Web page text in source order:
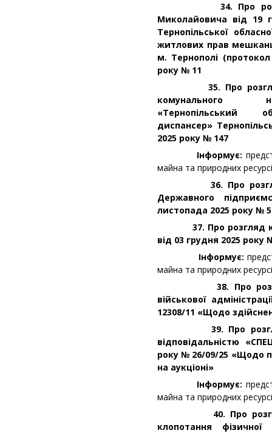
34. Про розгляд
Миколайовича від 19
Тернопільської
житлових прав
м. Тернополі (протокол
року № 11
35. Про розгляд
комунального
«Тернопільський
диспансер»
2025 року № 147
Інформує:
майна та природних
36. Про розгляд
Державного
листопада 2025 року №
37. Про розгляд
від 03 грудня 2025 року
Інформує:
майна та природних
38. Про розгляд
військової
12308/11 «Щодо
39. Про розгляд
відповідальністю
року № 26/09/25 «Щодо
на аукціоні»
Інформує:
майна та природних
40. Про розгляд
клопотання фізичної